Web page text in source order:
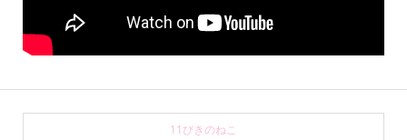
11ぴきのねこ